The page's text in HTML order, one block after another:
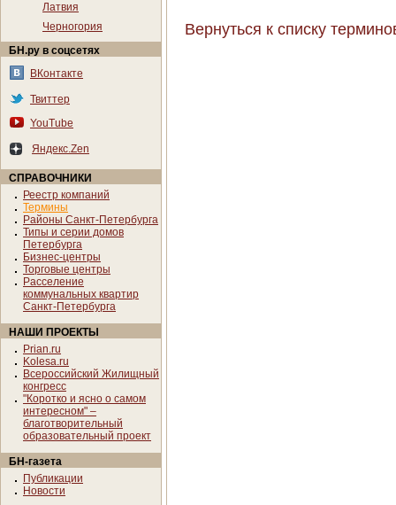
Латвия
Черногория
БН.ру в соцсетях
ВКонтакте
Твиттер
YouTube
Яндекс.Zen
СПРАВОЧНИКИ
Реестр компаний
Термины
Районы Санкт-Петербурга
Типы и серии домов
Петербурга
Бизнес-центры
Торговые центры
Расселение
коммунальных квартир
Санкт-Петербурга
НАШИ ПРОЕКТЫ
Prian.ru
Kolesa.ru
Всероссийский Жилищный
конгресс
"Коротко и ясно о самом
интересном" –
благотворительный
образовательный проект
БН-газета
Публикации
Новости
Вернуться к списку